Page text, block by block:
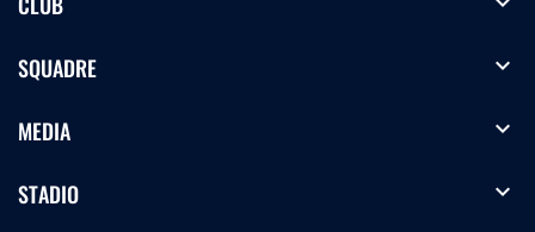
SQUADRE expand_more
MEDIA expand_more
STADIO expand_more